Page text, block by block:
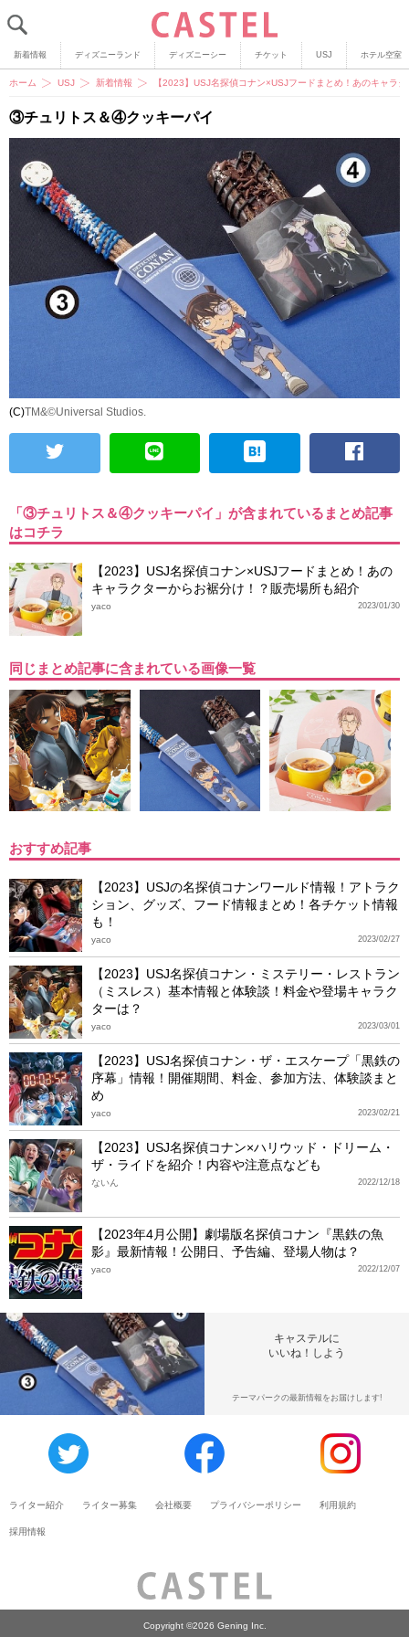
新着情報 ディズニーランド ディズニーシー チケット USJ ホテル空室
ホーム USJ 新着情報 【2023】USJ名探偵コナン×USJフードまとめ！あのキャラ
③チュリトス＆④クッキーパイ
(C)TM&©Universal Studios.
「③チュリトス＆④クッキーパイ」が含まれているまとめ記事
はコチラ
【2023】USJ名探偵コナン×USJフードまとめ！あの
キャラクターからお裾分け！？販売場所も紹介
2023/01/30
yaco
同じまとめ記事に含まれている画像一覧
おすすめ記事
【2023】USJの名探偵コナンワールド情報！アトラク
ション、グッズ、フード情報まとめ！各チケット情報
も！
2023/02/27
yaco
【2023】USJ名探偵コナン・ミステリー・レストラン
（ミスレス）基本情報と体験談！料金や登場キャラク
ターは？
2023/03/01
yaco
【2023】USJ名探偵コナン・ザ・エスケープ「黒鉄の
序幕」情報！開催期間、料金、参加方法、体験談まと
め
2023/02/21
yaco
【2023】USJ名探偵コナン×ハリウッド・ドリーム・
ザ・ライドを紹介！内容や注意点なども
2022/12/18
ないん
【2023年4月公開】劇場版名探偵コナン『黒鉄の魚
影』最新情報！公開日、予告編、登場人物は？
2022/12/07
yaco
キャステルに
いいね！しよう
テーマパークの最新情報をお届けします!
ライター紹介 ライター募集 会社概要 プライバシーポリシー 利用規約
採用情報
Copyright ©2026 Gening Inc.